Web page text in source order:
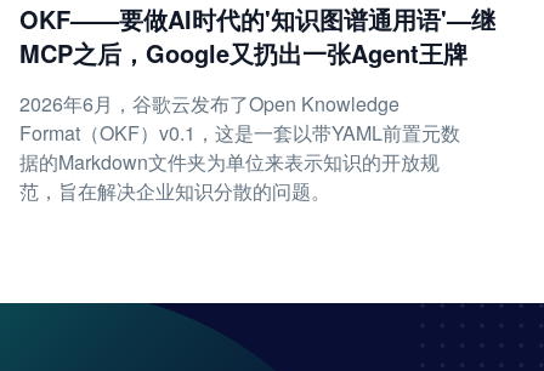
OKF——要做AI时代的'知识图谱通用语'—继
MCP之后，Google又扔出一张Agent王牌
2026年6月，谷歌云发布了Open Knowledge
Format（OKF）v0.1，这是一套以带YAML前置元数
据的Markdown文件夹为单位来表示知识的开放规
范，旨在解决企业知识分散的问题。